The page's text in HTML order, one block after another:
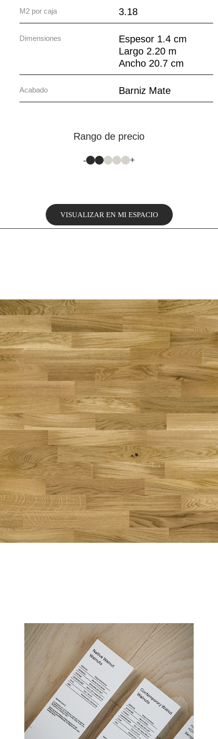
M2 por caja 3.18
Dimensiones
Espesor 1.4 cm
Largo 2.20 m
Ancho 20.7 cm
Acabado Barniz Mate
Rango de precio
- +
VISUALIZAR EN MI ESPACIO